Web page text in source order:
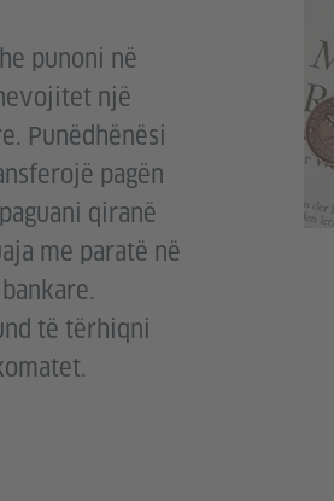
punoni në
një
Punëdhënësi
pagën
qiranë
me paratë në
të tërhiqni